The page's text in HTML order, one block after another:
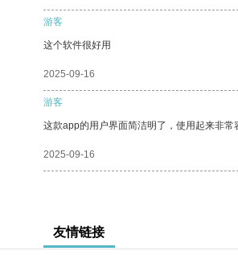
游客
这个软件很好用
2025-09-16
游客
这款app的用户界面简洁明了，使用起来非常
2025-09-16
友情链接